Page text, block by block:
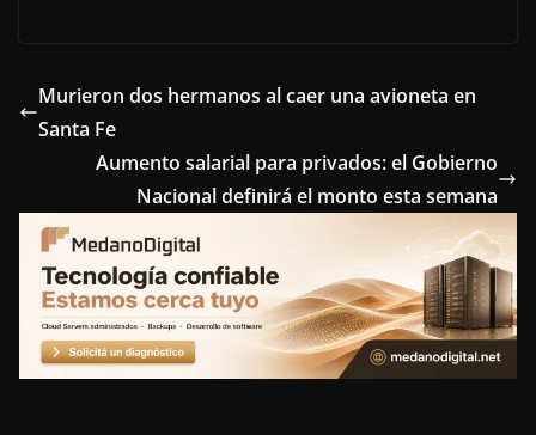
e
b
k
t
t
s
t
k
d
n
e
r
Murieron dos hermanos al caer una avioneta en
Santa Fe
Aumento salarial para privados: el Gobierno
Nacional definirá el monto esta semana